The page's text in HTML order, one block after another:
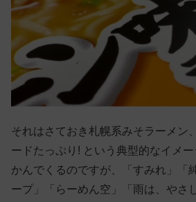
それはさておき札幌系みそラーメン
ードたっぷり! という典型的なイメ
かんでくるのですが、「すみれ」「
ープ」「らーめん空」「雨は、やさ